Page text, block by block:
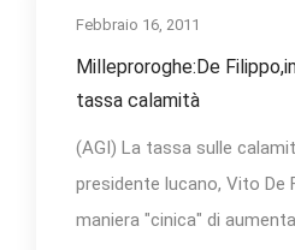
Febbraio 16, 2011
Milleproroghe:De
tassa calamità
(AGI) La tassa sulle
presidente lucano, Vito De
maniera "cinica" di